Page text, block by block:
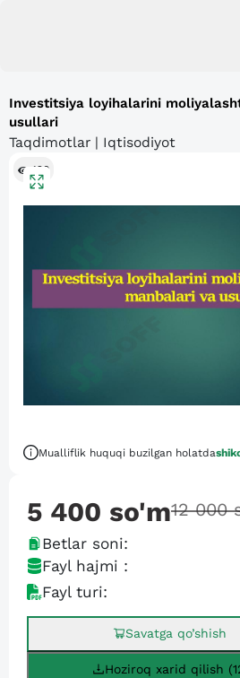
Investitsiya loyihalarini
usullari
Taqdimotlar | Iqtisodiyot
120
Mualliflik huquqi buzilgan holatda
5 400 so'm12 000
Betlar soni:
Fayl hajmi :
Fayl turi:
Savatga qo’shish
Hoziroq xarid qilish